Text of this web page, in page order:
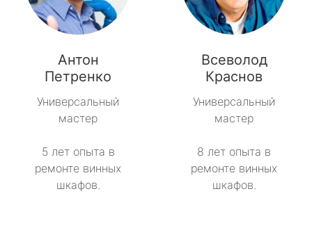
Антон
Петренко
Универсальный
мастер
5 лет опыта в
ремонте винных
шкафов.
Всеволод
Краснов
Универсальный
мастер
8 лет опыта в
ремонте винных
шкафов.